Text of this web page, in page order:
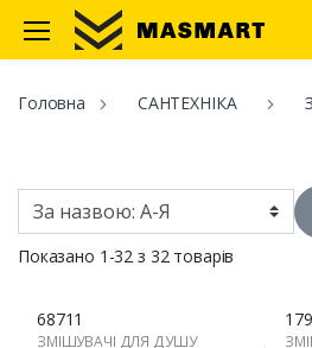
Masmart
Головна САНТЕХНІКА
Показано 1-32 з 32 товарів
68711
ЗМІШУВАЧІ ДЛЯ ДУШУ